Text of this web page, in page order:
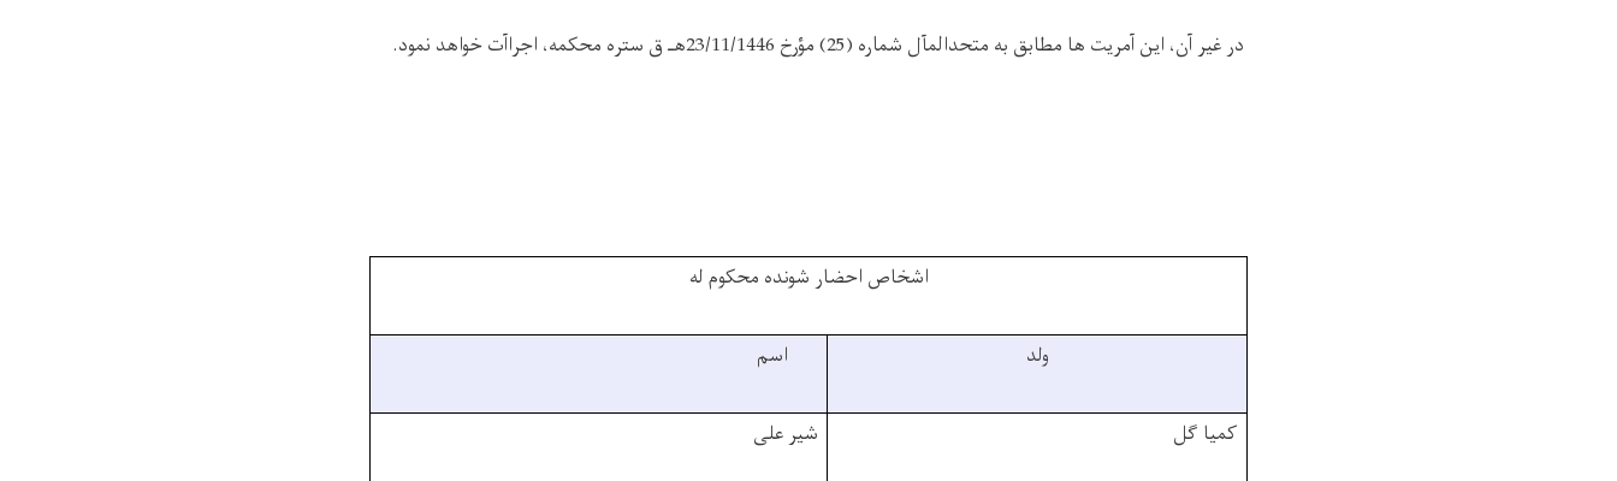
در غیر آن، این آمریت ها مطابق به متحدالمآل شماره (25) مؤرخ 23/11/1446هـ ق ستره محکمه، اجراآت خواهد نمود .
اشخاص احضار شونده محکوم له
ولد اسم
کمیا گل شیر علی